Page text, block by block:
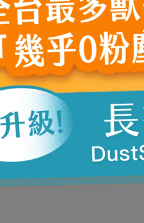
也能在短時間被有效吸收，便
掉毛、皮膚乾燥等問題，生食